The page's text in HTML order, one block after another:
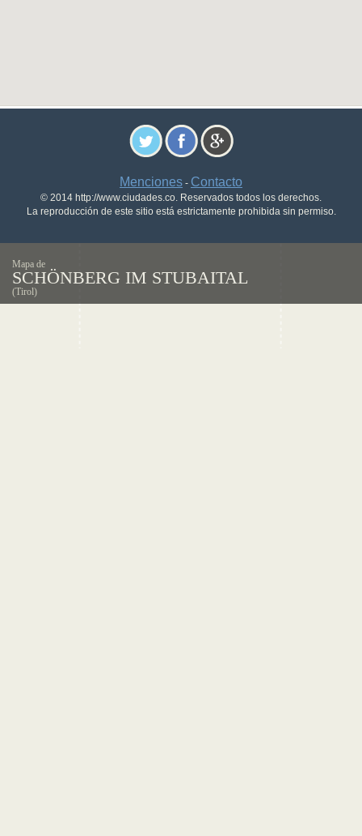
Menciones - Contacto
© 2014 http://www.ciudades.co. Reservados todos los derechos.
La reproducción de este sitio está estrictamente prohibida sin permiso.
Mapa de
SCHÖNBERG IM STUBAITAL
(Tirol)